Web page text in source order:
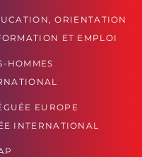
ORIENTATION
ET EMPLOI
HOMMES
EUROPE
INTERNATIONAL